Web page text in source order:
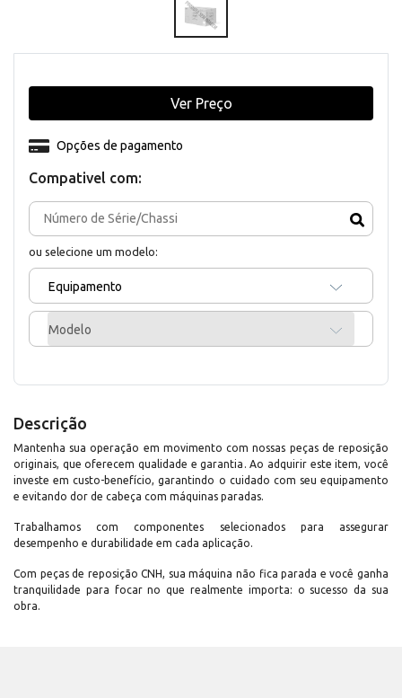
Compativel com:
ou selecione um modelo:
Equipamento
Modelo
Opções de pagamento
Ver Preço
Descrição
Mantenha sua operação em movimento com nossas peças de reposição
originais, que oferecem qualidade e garantia. Ao adquirir este item, você
investe em custo-benefício, garantindo o cuidado com seu equipamento
e evitando dor de cabeça com máquinas paradas.
Trabalhamos com componentes selecionados para assegurar
desempenho e durabilidade em cada aplicação.
Com peças de reposição CNH, sua máquina não fica parada e você ganha
tranquilidade para focar no que realmente importa: o sucesso da sua
obra.